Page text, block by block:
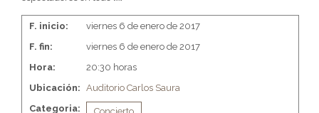
F. inicio:
viernes 6 de enero de 2017
F. fin:
viernes 6 de enero de 2017
Hora:
20:30 horas
Ubicación: Auditorio Carlos Saura
Categoria: